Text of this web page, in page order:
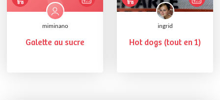
miminano
Galette au sucre
ingrid
Hot dogs (tout en 1)